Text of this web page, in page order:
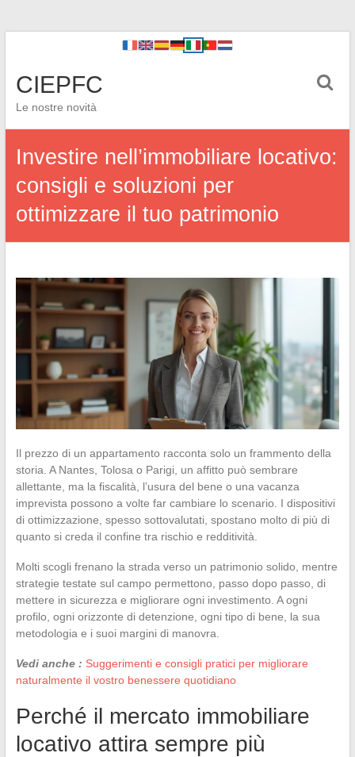
CIEPFC
Le nostre novità
Investire nell’immobiliare locativo:
consigli e soluzioni per
ottimizzare il tuo patrimonio
Il prezzo di un appartamento racconta solo un frammento della
storia. A Nantes, Tolosa o Parigi, un affitto può sembrare
allettante, ma la fiscalità, l’usura del bene o una vacanza
imprevista possono a volte far cambiare lo scenario. I dispositivi
di ottimizzazione, spesso sottovalutati, spostano molto di più di
quanto si creda il confine tra rischio e redditività.
Molti scogli frenano la strada verso un patrimonio solido, mentre
strategie testate sul campo permettono, passo dopo passo, di
mettere in sicurezza e migliorare ogni investimento. A ogni
profilo, ogni orizzonte di detenzione, ogni tipo di bene, la sua
metodologia e i suoi margini di manovra.
Vedi anche : Suggerimenti e consigli pratici per migliorare
naturalmente il vostro benessere quotidiano
Perché il mercato immobiliare
locativo attira sempre più